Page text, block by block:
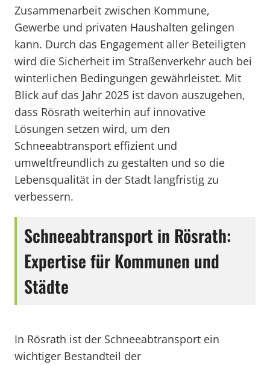
Zusammenarbeit zwischen Kommune,
Gewerbe und privaten Haushalten gelingen
kann. Durch das Engagement aller Beteiligten
wird die Sicherheit im Straßenverkehr auch bei
winterlichen Bedingungen gewährleistet. Mit
Blick auf das Jahr 2025 ist davon auszugehen,
dass Rösrath weiterhin auf innovative
Lösungen setzen wird, um den
Schneeabtransport effizient und
umweltfreundlich zu gestalten und so die
Lebensqualität in der Stadt langfristig zu
verbessern.
Schneeabtransport in Rösrath:
Expertise für Kommunen und
Städte
In Rösrath ist der Schneeabtransport ein
wichtiger Bestandteil der